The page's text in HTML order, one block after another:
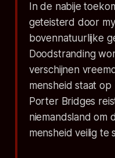
In de nabije
geteisterd door
bovennatuurlijke
Doodstranding
verschijnen
mensheid staat
Porter Bridges
niemandsland om
mensheid veilig te